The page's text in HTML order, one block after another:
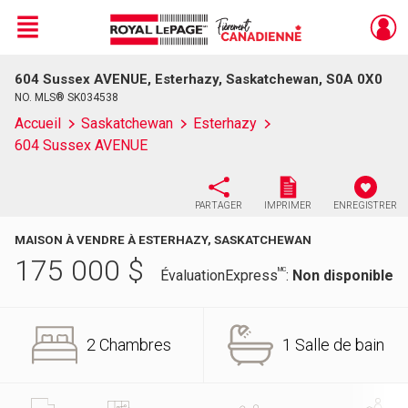
Live
En Direct
Menu
604 Sussex AVENUE, Esterhazy, Saskatchewan, S0A 0X0
NO. MLS® SK034538
Accueil Saskatchewan
Esterhazy
604 Sussex AVENUE
PARTAGER IMPRIMER ENREGISTRER
MAISON À VENDRE À ESTERHAZY, SASKATCHEWAN
175 000 $ ÉvaluationExpressMC: Non disponible
2 Chambres 1 Salle de bain